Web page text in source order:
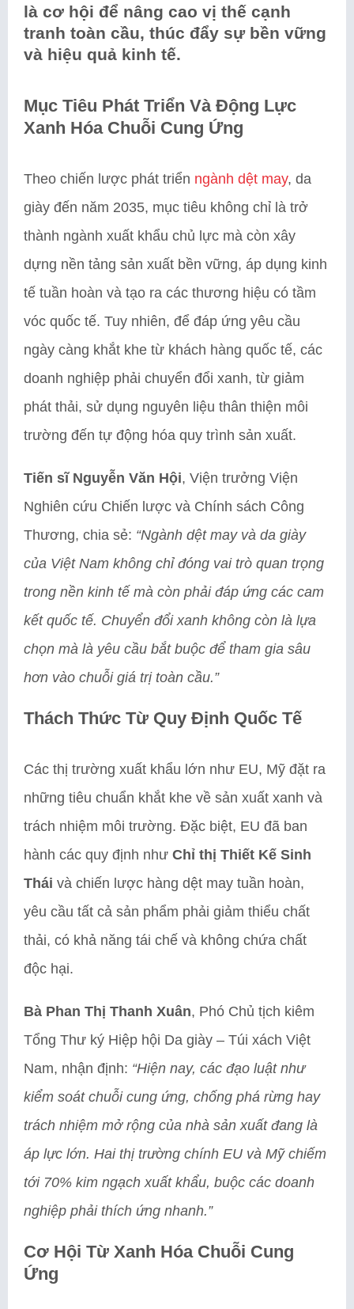
là cơ hội để nâng cao vị thế cạnh
tranh toàn cầu, thúc đẩy sự bền vững
và hiệu quả kinh tế.
Mục Tiêu Phát Triển Và Động Lực
Xanh Hóa Chuỗi Cung Ứng
Theo chiến lược phát triển ngành dệt may, da
giày đến năm 2035, mục tiêu không chỉ là trở
thành ngành xuất khẩu chủ lực mà còn xây
dựng nền tảng sản xuất bền vững, áp dụng kinh
tế tuần hoàn và tạo ra các thương hiệu có tầm
vóc quốc tế. Tuy nhiên, để đáp ứng yêu cầu
ngày càng khắt khe từ khách hàng quốc tế, các
doanh nghiệp phải chuyển đổi xanh, từ giảm
phát thải, sử dụng nguyên liệu thân thiện môi
trường đến tự động hóa quy trình sản xuất.
Tiến sĩ Nguyễn Văn Hội, Viện trưởng Viện
Nghiên cứu Chiến lược và Chính sách Công
Thương, chia sẻ: “Ngành dệt may và da giày
của Việt Nam không chỉ đóng vai trò quan trọng
trong nền kinh tế mà còn phải đáp ứng các cam
kết quốc tế. Chuyển đổi xanh không còn là lựa
chọn mà là yêu cầu bắt buộc để tham gia sâu
hơn vào chuỗi giá trị toàn cầu.”
Thách Thức Từ Quy Định Quốc Tế
Các thị trường xuất khẩu lớn như EU, Mỹ đặt ra
những tiêu chuẩn khắt khe về sản xuất xanh và
trách nhiệm môi trường. Đặc biệt, EU đã ban
hành các quy định như Chỉ thị Thiết Kế Sinh
Thái và chiến lược hàng dệt may tuần hoàn,
yêu cầu tất cả sản phẩm phải giảm thiểu chất
thải, có khả năng tái chế và không chứa chất
độc hại.
Bà Phan Thị Thanh Xuân, Phó Chủ tịch kiêm
Tổng Thư ký Hiệp hội Da giày – Túi xách Việt
Nam, nhận định: “Hiện nay, các đạo luật như
kiểm soát chuỗi cung ứng, chống phá rừng hay
trách nhiệm mở rộng của nhà sản xuất đang là
áp lực lớn. Hai thị trường chính EU và Mỹ chiếm
tới 70% kim ngạch xuất khẩu, buộc các doanh
nghiệp phải thích ứng nhanh.”
Cơ Hội Từ Xanh Hóa Chuỗi Cung
Ứng